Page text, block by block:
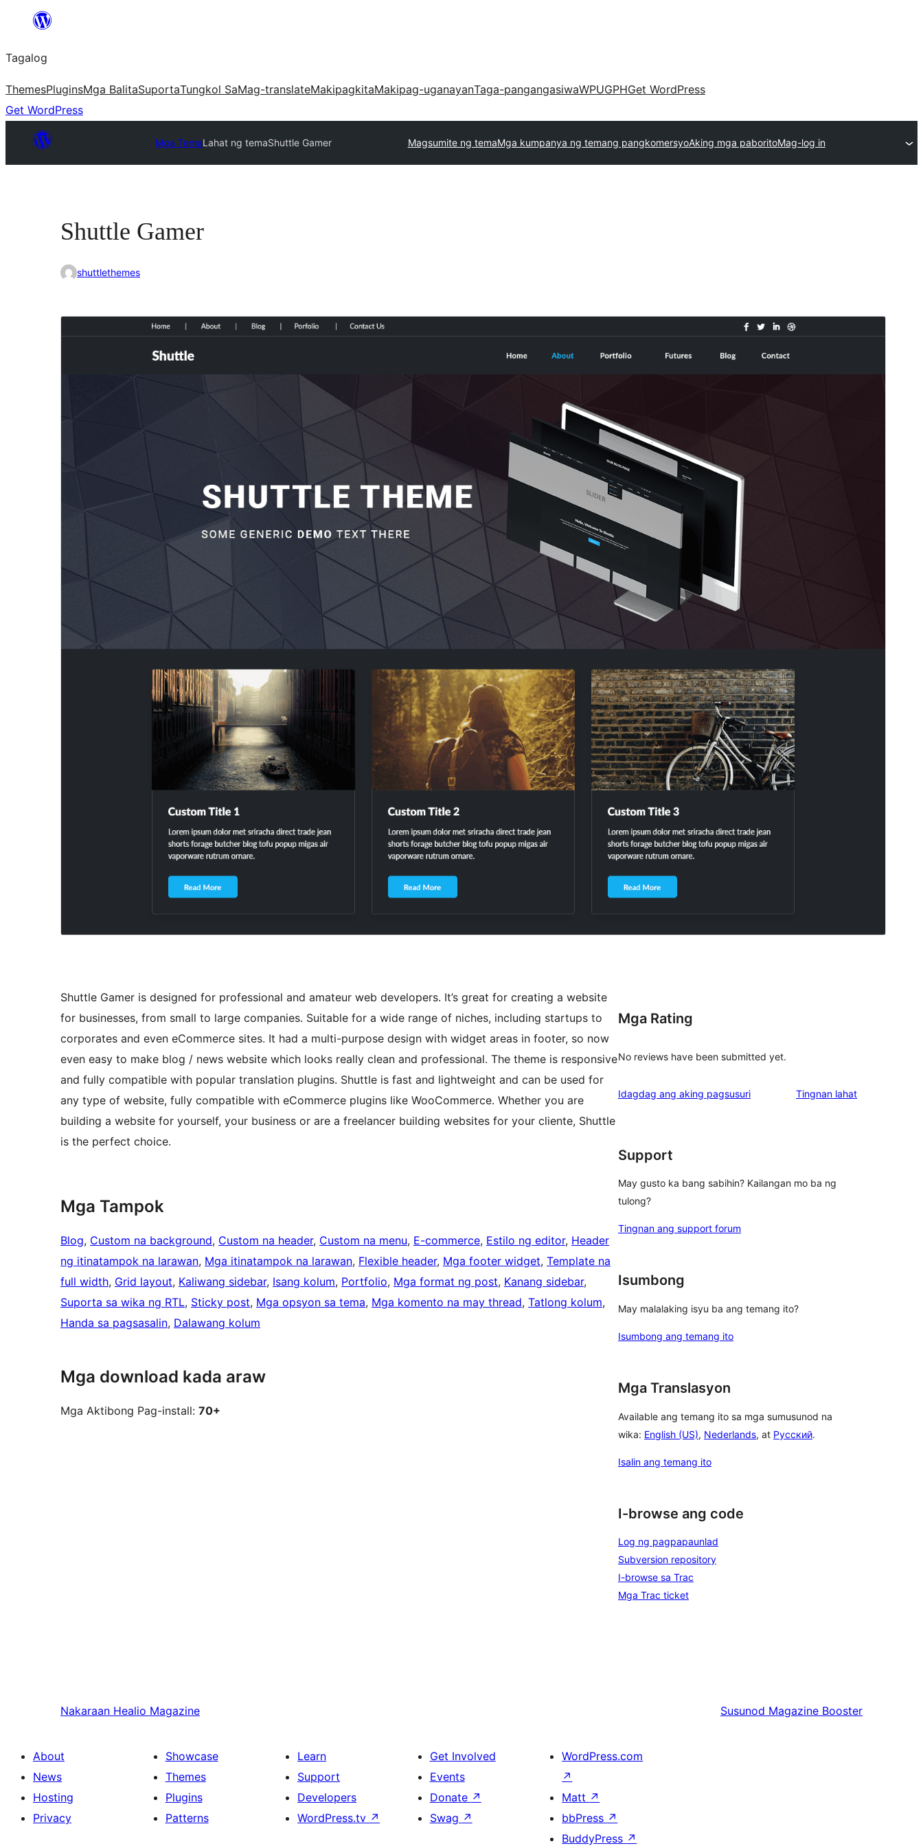
Lumaktaw
sa
content
Tagalog
ThemesPluginsMga BalitaSuportaTungkol SaMag-translateMakipagkitaMakipag-uganayanTaga-pangangasiwaWPUGPHGet WordPress
Get WordPress
Mga TemaLahat ng temaShuttle Gamer Magsumite ng temaMga kumpanya ng temang pangkomersyoAking mga paboritoMag-log in
Shuttle Gamer
shuttlethemes
Huling na-update
Mga aktibong pag-install
Bersyon ng WordPress
Bersyon ng PHP
Homepage ng tema
Shuttle Gamer is designed for professional and amateur web developers. It’s great for creating a website
for businesses, from small to large companies. Suitable for a wide range of niches, including startups to
corporates and even eCommerce sites. It had a multi-purpose design with widget areas in footer, so now
even easy to make blog / news website which looks really clean and professional. The theme is responsive
and fully compatible with popular translation plugins. Shuttle is fast and lightweight and can be used for
any type of website, fully compatible with eCommerce plugins like WooCommerce. Whether you are
building a website for yourself, your business or are a freelancer building websites for your cliente, Shuttle
is the perfect choice.
Mga Tampok
Blog, Custom na background, Custom na header, Custom na menu, E-commerce, Estilo ng editor, Header
ng itinatampok na larawan, Mga itinatampok na larawan, Flexible header, Mga footer widget, Template na
full width, Grid layout, Kaliwang sidebar, Isang kolum, Portfolio, Mga format ng post, Kanang sidebar
Suporta sa wika ng RTL, Sticky post, Mga opsyon sa tema, Mga komento na may thread, Tatlong kolum
Handa sa pagsasalin, Dalawang kolum
Mga download kada araw
Mga Aktibong Pag-install: 70+
Mga Rating
No reviews have been submitted yet.
Idagdag ang aking pagsusuri Tingnan lahatng
Support
May gusto ka bang sabihin? Kailangan mo ba ng
tulong?
Tingnan ang support forum
Isumbong
May malalaking isyu ba ang temang ito?
Isumbong ang temang ito
Mga Translasyon
Available ang temang ito sa mga sumusunod na
wika: English (US), Nederlands, at Русский.
Isalin ang temang ito
I-browse ang code
Log ng pagpapaunlad
Subversion repository
I-browse sa Trac
Mga Trac ticket
Nakaraan Healio Magazine Susunod Magazine Booster
About
News
Hosting
Privacy
Showcase
Themes
Plugins
Patterns
Learn
Support
Developers
WordPress.tv ↗
Get Involved
Events
Donate ↗
Swag ↗
WordPress.com
↗
Matt ↗
bbPress ↗
BuddyPress ↗